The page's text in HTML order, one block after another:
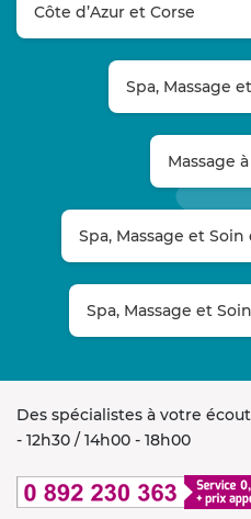
Côte d’Azur et Corse
Spa, Massage
Massage
Spa, Massage et
Spa, Massage et
Des spécialistes à votre
- 12h30 / 14h00 - 18h00